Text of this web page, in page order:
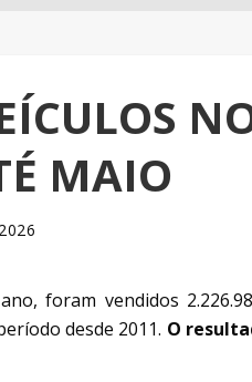
LÍQUIDO DE R$ 52,4 BI NO
SENA; PRÊMIO ACUMULA
MAIO
foram vendidos
desde 2011. O